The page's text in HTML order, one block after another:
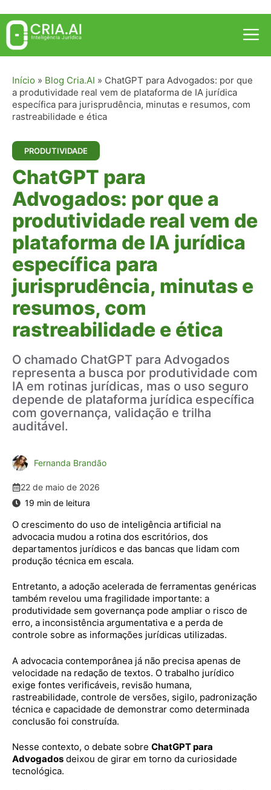
Pular
para
conteúdo
Início » Blog Cria.AI » ChatGPT para Advogados: por que
a produtividade real vem de plataforma de IA jurídica
específica para jurisprudência, minutas e resumos, com
rastreabilidade e ética
PRODUTIVIDADE
ChatGPT para
Advogados: por que a
produtividade real vem de
plataforma de IA jurídica
específica para
jurisprudência, minutas e
resumos, com
rastreabilidade e ética
O chamado ChatGPT para Advogados
representa a busca por produtividade com
IA em rotinas jurídicas, mas o uso seguro
depende de plataforma jurídica específica
com governança, validação e trilha
auditável.
Fernanda Brandão
22 de maio de 2026
O crescimento do uso de inteligência artificial na
advocacia mudou a rotina dos escritórios, dos
departamentos jurídicos e das bancas que lidam com
produção técnica em escala.
Entretanto, a adoção acelerada de ferramentas genéricas
também revelou uma fragilidade importante: a
produtividade sem governança pode ampliar o risco de
erro, a inconsistência argumentativa e a perda de
controle sobre as informações jurídicas utilizadas.
A advocacia contemporânea já não precisa apenas de
velocidade na redação de textos. O trabalho jurídico
exige fontes verificáveis, revisão humana,
rastreabilidade, controle de versões, sigilo, padronização
técnica e capacidade de demonstrar como determinada
conclusão foi construída.
Nesse contexto, o debate sobre ChatGPT para
Advogados deixou de girar em torno da curiosidade
tecnológica.